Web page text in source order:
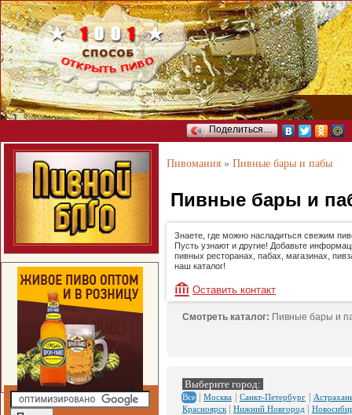
Поделиться…
Пивомания » Пивные бары и пабы
Пивные бары и
Знаете, где можно насладиться свежим
Пусть узнают и другие! Добавьте
пивных ресторанах, пабах, магазинах,
наш каталог!
Оставить контакт
Смотреть каталог: Пивные бары и
Выберите город:
Все| Москва| Санкт-Петербург|
Красноярск| Нижний Новгород